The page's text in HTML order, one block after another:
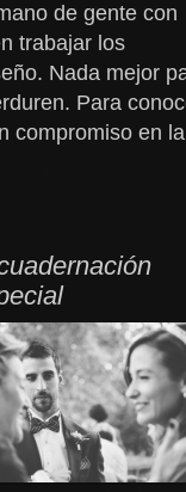
de gente con
trabajar los
Nada mejor
Para
compromiso en la